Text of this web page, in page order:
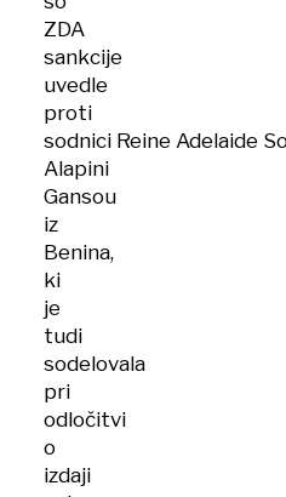
ZDA
sankcije
uvedle
proti
sodnici Reine Adelaide
Alapini
Gansou
iz
Benina,
ki
je
tudi
sodelovala
pri
odločitvi
o
izdaji